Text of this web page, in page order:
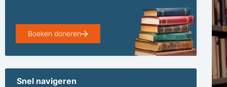
Boeken doneren
Snel navigeren